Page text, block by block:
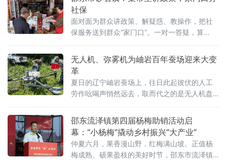
什
社保
面对面为群众讲政策、解疑惑、教操作，把社
保服务送到群众“家门口”。一对一答疑，算
策宣传折页、一对一答疑等方式，用通俗易懂
的语言，为赶集的村民、沿街商户解读城乡居
民养老保险参保范围、缴费标准、
无人机、弥雾机为岫岩百年蚕场迎来大变
革
夏日的辽宁岫岩蚕场上，往日此起彼伏的人工
劳作吆喝声悄然远去，取而代之的是无人机盘
轻快轰鸣。阵阵机械声响划破山林静谧，标志
着岫岩延续近300年的柞蚕养殖纯人工劳作模式
正式落幕，当地传统柞蚕产业全面迈入机械
化、现代化生产新阶段，百年特色农业迎来颠
覆性变革。 据介绍，柞蚕养殖是岫岩极具代表
邵东流泽镇第四届杨梅助销活动启
幕：“小杨梅”撬动乡村振兴“大产业”
仲夏六月，果香漫山野，红梅满山坡。正值杨
梅成熟、硕果盈枝的美好时节，邵东市流泽镇